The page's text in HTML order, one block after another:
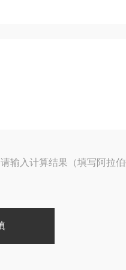
请输入计算结果（填写阿拉